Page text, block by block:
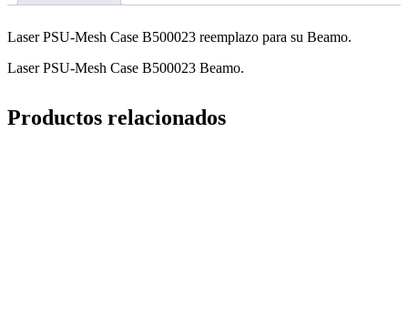
Laser PSU-Mesh Case B500023 reemplazo para su Beamo.
Laser PSU-Mesh Case B500023 Beamo.
Productos relacionados